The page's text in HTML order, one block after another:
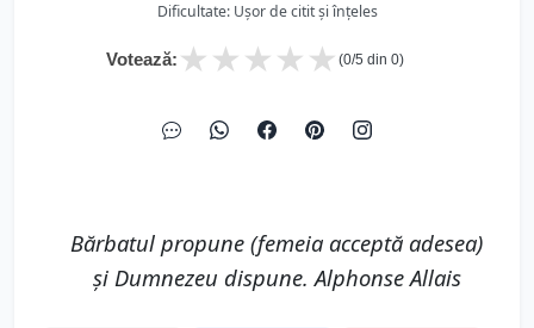
Dificultate: Ușor de citit și înțeles
Votează: ★
★
★
★
★ (0/5 din 0)
Bărbatul propune (femeia acceptă adesea)
şi Dumnezeu dispune. Alphonse Allais